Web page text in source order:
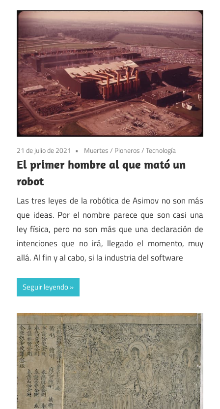
21 de julio de 2021 Muertes/ Pioneros/Tecnología
El primer hombre al que mató un
robot
Las tres leyes de la robótica de Asimov no son más
que ideas. Por el nombre parece que son casi una
ley física, pero no son más que una declaración de
intenciones que no irá, llegado el momento, muy
allá. Al fin y al cabo, si la industria del software
Seguir leyendo